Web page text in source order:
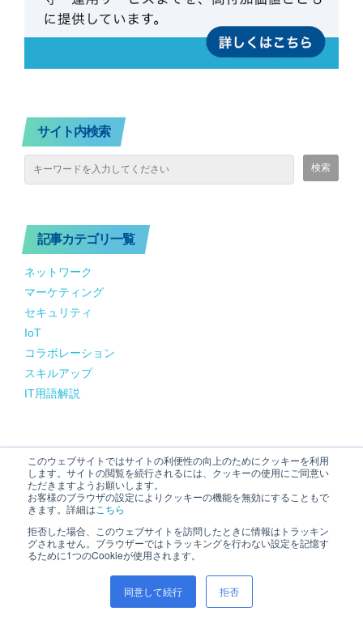
このウェブサイトではサイトの利便性の向上のためにクッキーを利用
します。サイトの閲覧を続行されるには、クッキーの使用にご同意い
ただきますようお願いします。
お客様のブラウザの設定によりクッキーの機能を無効にすることもで
きます。詳細は こちら
拒否した場合、このウェブサイトを訪問したときに情報はトラッキン
グされません。ブラウザーではトラッキングを行わない設定を記憶す
るために1つのCookieが使用されます。
同意して続行 拒否
サイト内検索
記事カテゴリ一覧
ネットワーク
マーケティング
セキュリティ
IoT
コラボレーション
スキルアップ
IT用語解説
目的から探す
人気記事